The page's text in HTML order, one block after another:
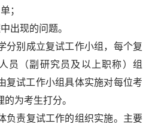
；
出现的问题。
别成立复试工作小组，每个复
员（副研究员及以上职称）组
复试工作小组具体实施对每位考
为考生打分。
责复试工作的组织实施。主要